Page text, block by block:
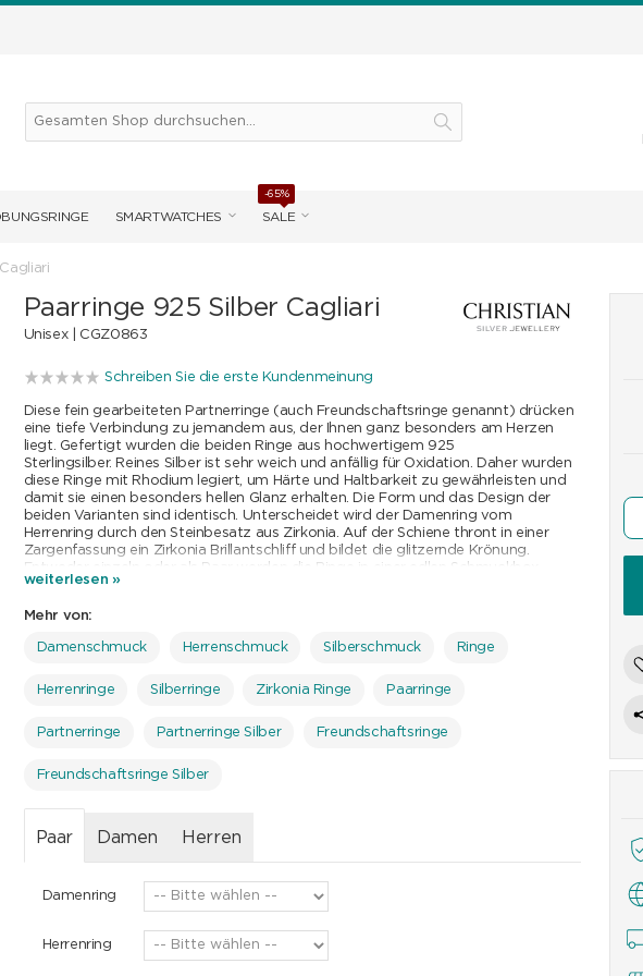
SMARTWATCHES SALE
-65%
Paarringe 925 Silber Cagliari
Unisex | CGZ0863
Schreiben Sie die erste Kundenmeinung
Diese fein gearbeiteten Partnerringe (auch Freundschaftsringe genannt) drücken
eine tiefe Verbindung zu jemandem aus, der Ihnen ganz besonders am Herzen
liegt. Gefertigt wurden die beiden Ringe aus hochwertigem 925
Sterlingsilber. Reines Silber ist sehr weich und anfällig für Oxidation. Daher wurden
diese Ringe mit Rhodium legiert, um Härte und Haltbarkeit zu gewährleisten und
damit sie einen besonders hellen Glanz erhalten. Die Form und das Design der
beiden Varianten sind identisch. Unterscheidet wird der Damenring vom
Herrenring durch den Steinbesatz aus Zirkonia. Auf der Schiene thront in einer
Zargenfassung ein Zirkonia Brillantschliff und bildet die glitzernde Krönung.
Entweder einzeln oder als Paar werden die Ringe in einer edlen Schmuckbox
geliefert. Verfügbar in verschiedenen Grössen, findet jeder Ring seinen Träger.
weiterlesen »
Mehr von:
Damenschmuck Herrenschmuck Silberschmuck Ringe
Herrenringe Silberringe Zirkonia Ringe Paarringe
Partnerringe Partnerringe Silber Freundschaftsringe
Freundschaftsringe Silber
Paar Damen Herren
Damenring
Herrenring